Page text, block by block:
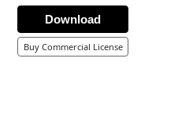
Download
Buy Commercial License